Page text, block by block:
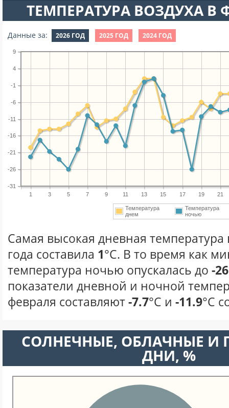
ТЕМПЕРАТУРА ВОЗДУХА В
Данные за: 2026 ГОД 2025 ГОД 2024 ГОД
1 3 5 7 9 11 13 15 17 19 21
-31
-26
-21
-16
-11
-6
-1
4
9
Температура
днем
Температура
ночью
Самая высокая дневная температура
года составила 1°С. В то время как
температура ночью опускалась до -26
показатели дневной и ночной
февраля составляют-7.7°С и -11.9°С
CОЛНЕЧНЫЕ, ОБЛАЧНЫЕ И
ДНИ, %